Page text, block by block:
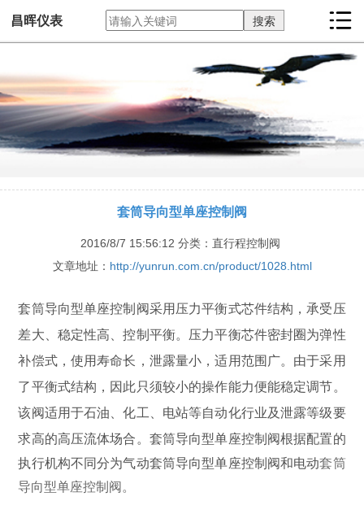
昌晖仪表
套筒导向型单座控制阀
2016/8/7 15:56:12 分类：直行程控制阀
文章地址： http://yunrun.com.cn/product/1028.html
套筒导向型单座控制阀采用压力平衡式芯件结构，承受压
差大、稳定性高、控制平衡。压力平衡芯件密封圈为弹性
补偿式，使用寿命长，泄露量小，适用范围广。由于采用
了平衡式结构，因此只须较小的操作能力便能稳定调节。
该阀适用于石油、化工、电站等自动化行业及泄露等级要
求高的高压流体场合。 套筒导向型单座控制阀根据配置的
执行机构不同分为气动套筒导向型单座控制阀和电动套筒
导向型单座控制阀。